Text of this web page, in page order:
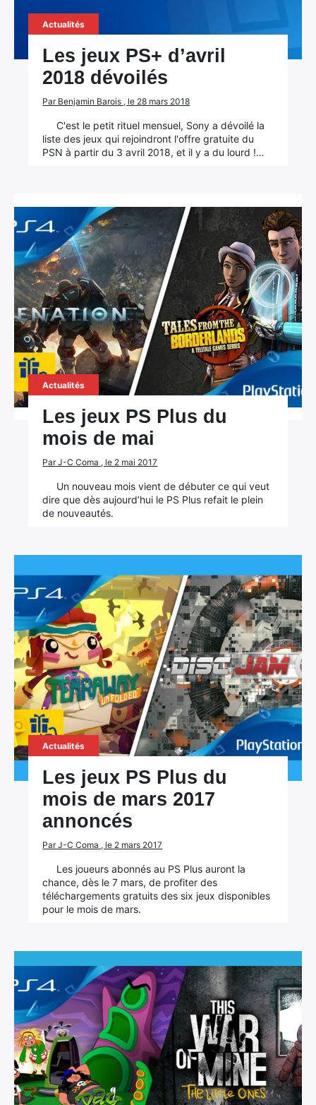
Actualités
Les jeux PS+ d’avril
2018 dévoilés
Par Benjamin Barois , le 28 mars 2018
C'est le petit rituel mensuel, Sony a dévoilé la
liste des jeux qui rejoindront l'offre gratuite du
PSN à partir du 3 avril 2018, et il y a du lourd !…
Actualités
Les jeux PS Plus du
mois de mai
Par J-C Coma , le 2 mai 2017
Un nouveau mois vient de débuter ce qui veut
dire que dès aujourd’hui le PS Plus refait le plein
de nouveautés.
Actualités
Les jeux PS Plus du
mois de mars 2017
annoncés
Par J-C Coma , le 2 mars 2017
Les joueurs abonnés au PS Plus auront la
chance, dès le 7 mars, de profiter des
téléchargements gratuits des six jeux disponibles
pour le mois de mars.